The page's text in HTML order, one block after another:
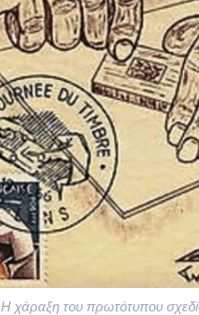
Η χάραξη του πρωτότυπου